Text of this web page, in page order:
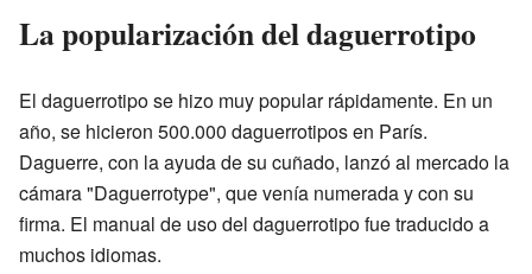
La popularización del daguerrotipo
El daguerrotipo se hizo muy popular rápidamente. En un
año, se hicieron 500.000 daguerrotipos en París.
Daguerre, con la ayuda de su cuñado, lanzó al mercado la
cámara "Daguerrotype", que venía numerada y con su
firma. El manual de uso del daguerrotipo fue traducido a
muchos idiomas.